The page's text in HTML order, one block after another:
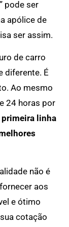
pode ser
apólice de
ser assim.
de carro
diferente. É
Ao mesmo
24 horas por
primeira linha
não é
aos
e ótimo
cotação